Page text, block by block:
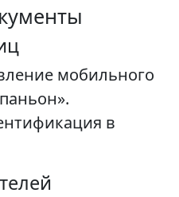
мобильного
в